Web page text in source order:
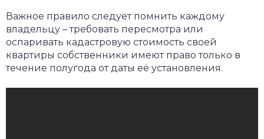
Важное правило следует помнить каждому
владельцу – требовать пересмотра или
оспаривать кадастровую стоимость своей
квартиры собственники имеют право только в
течение полугода от даты её установления.